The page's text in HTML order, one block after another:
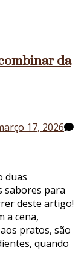
da
17, 2026
duas
sabores para
deste artigo!
a cena,
pratos, são
quando